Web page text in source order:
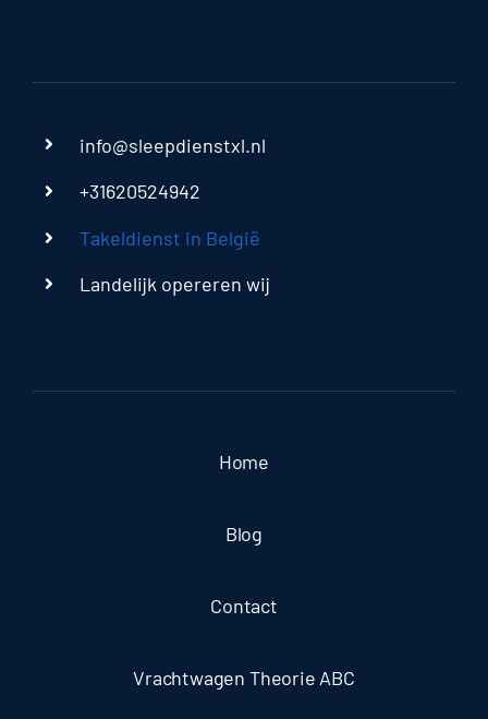
info@sleepdienstxl.nl
+31620524942
Takeldienst in België
Landelijk opereren wij
Home
Blog
Contact
Vrachtwagen Theorie ABC